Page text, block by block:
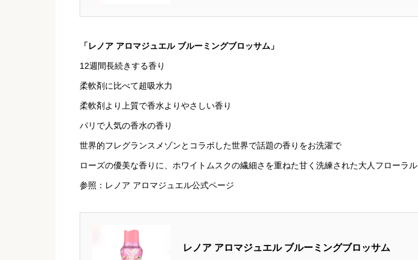
「レノア アロマジュエル ブルーミングブロッサム」
12週間長続きする香り
柔軟剤に比べて超吸水力
柔軟剤より上質で香水よりやさしい香り
パリで人気の香水の香り
世界的フレグランスメゾンとコラボした世界で話題の香りをお洗濯で
ローズの優美な香りに、ホワイトムスクの繊細さを重ねた甘く洗練された大人フローラル
参照：レノア アロマジュエル公式ページ
レノア アロマジュエル ブルーミングブロッサム